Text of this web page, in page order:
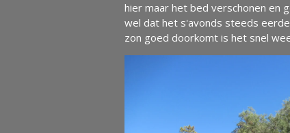
hier maar het bed verschonen en
wel dat het s'avonds steeds
zon goed doorkomt is het snel